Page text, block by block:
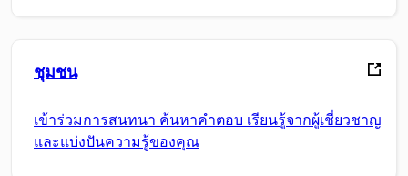
ชุมชน
เข้าร่วมการสนทนา ค้นหาคำตอบ เรียนรู้จากผู้เชี่ยวชาญ
และแบ่งปันความรู้ของคุณ